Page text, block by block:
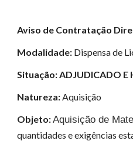
Aviso de Contratação
Modalidade: Dispensa de
Situação:ADJUDICADO
Natureza:Aquisição
Objeto:Aquisição de
quantidades e exigências